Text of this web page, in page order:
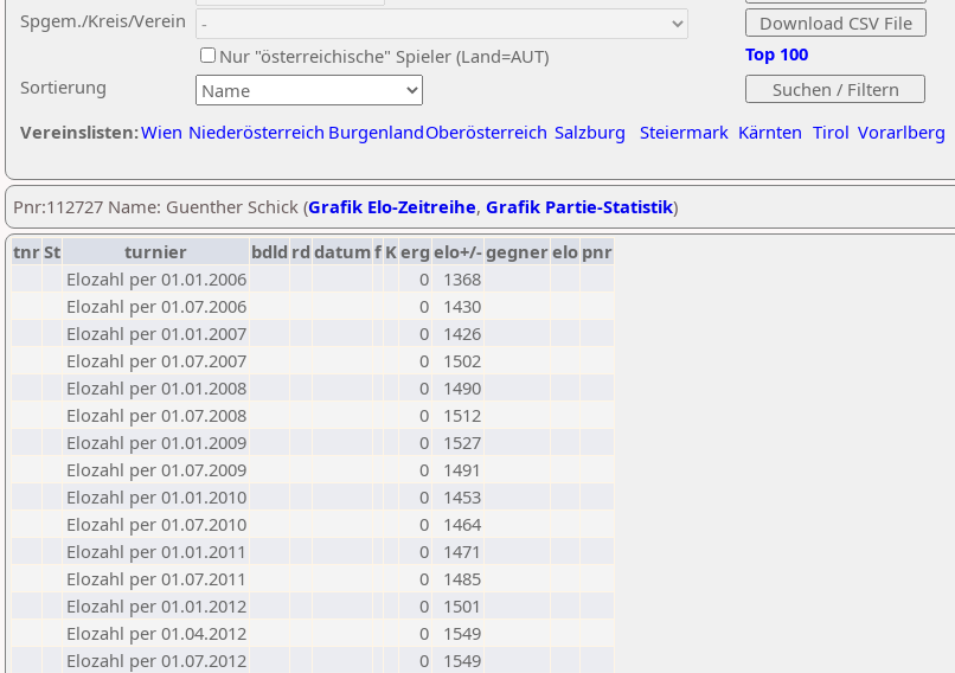
Sortierung
Spgem./Kreis/Verein
Nur "österreichische" Spieler (Land=AUT)
Vereinslisten:Wien Niederösterreich BurgenlandOberösterreich Salzburg Steiermark Kärnten Tirol Vorarlberg
Top 100
Pnr:112727 Name: Guenther Schick (Grafik Elo-Zeitreihe, Grafik Partie-Statistik)
tnrSt turnier bdld rd datumf Kerg elo+/-gegnerelo pnr
Elozahl per 01.01.2006
0
1368
Elozahl per 01.07.2006
0
1430
Elozahl per 01.01.2007
0
1426
Elozahl per 01.07.2007
0
1502
Elozahl per 01.01.2008
0
1490
Elozahl per 01.07.2008
0
1512
Elozahl per 01.01.2009
0
1527
Elozahl per 01.07.2009
0
1491
Elozahl per 01.01.2010
0
1453
Elozahl per 01.07.2010
0
1464
Elozahl per 01.01.2011
0
1471
Elozahl per 01.07.2011
0
1485
Elozahl per 01.01.2012
0
1501
Elozahl per 01.04.2012
0
1549
Elozahl per 01.07.2012
0
1549